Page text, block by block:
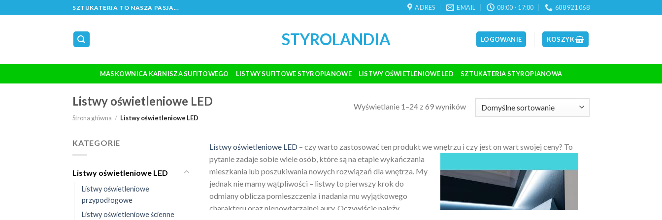
to
SZTUKATERIA TO NASZA PASJA... ADRES EMAIL 08:00 - 17:00 608 921 068
STYROLANDIA LOGOWANIE KOSZYK
MASKOWNICA KARNISZA SUFITOWEGO LISTWY SUFITOWE STYROPIANOWE LISTWY OŚWIETLENIOWE LED SZTUKATERIA STYROPIANOWA
Listwy oświetleniowe LED
Strona główna / Listwy oświetleniowe LED
Wyświetlanie 1–24 z 69 wyników
KATEGORIE
Listwy oświetleniowe LED
Listwy oświetleniowe
przypodłogowe
Listwy oświetleniowe ścienne
Listwy oświetleniowe LED– czy warto zastosować ten produkt we wnętrzu i czy jeston wart swojej ceny? To
pytanie zadaje sobie wiele osób, które są na etapie wykańczania
mieszkania lub poszukiwania nowych rozwiązań dla wnętrza. My
jednak nie mamy wątpliwości – listwy to pierwszy krok do
odmiany oblicza pomieszczenia i nadania mu wyjątkowego
charakteru oraz niepowtarzalnej aury. Oczywiście należy